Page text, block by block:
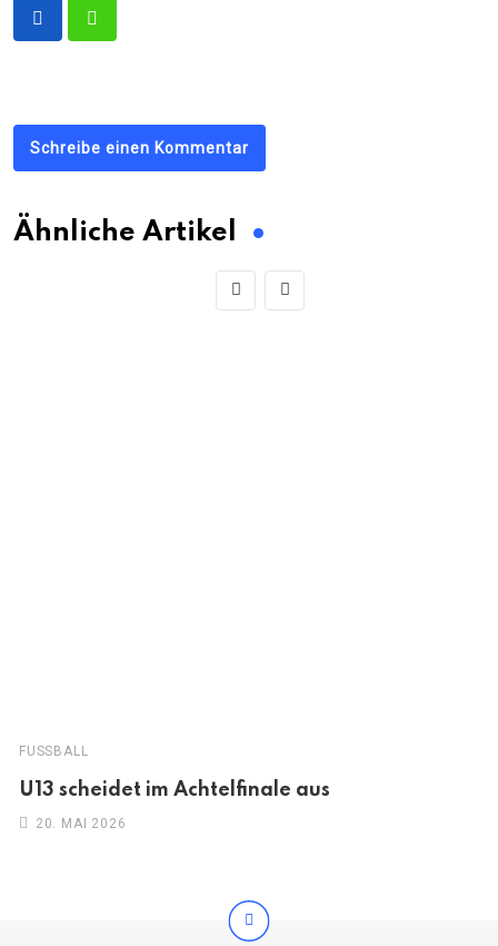
Schreibe einen Kommentar
Ähnliche Artikel
FUSSBALL
U13 scheidet im Achtelfinale aus
20. MAI 2026